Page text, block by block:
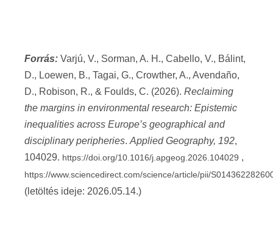
Forrás: Varjú, V., Sorman, A. H., Cabello, V., Bálint,
D., Loewen, B., Tagai, G., Crowther, A., Avendaño,
D., Robison, R., & Foulds, C. (2026). Reclaiming
the margins in environmental research: Epistemic
inequalities across Europe’s geographical and
disciplinary peripheries. Applied Geography, 192,
104029. https://doi.org/10.1016/j.apgeog.2026.104029 ,
https://www.sciencedirect.com/science/article/pii/
(letöltés ideje: 2026.05.14.)